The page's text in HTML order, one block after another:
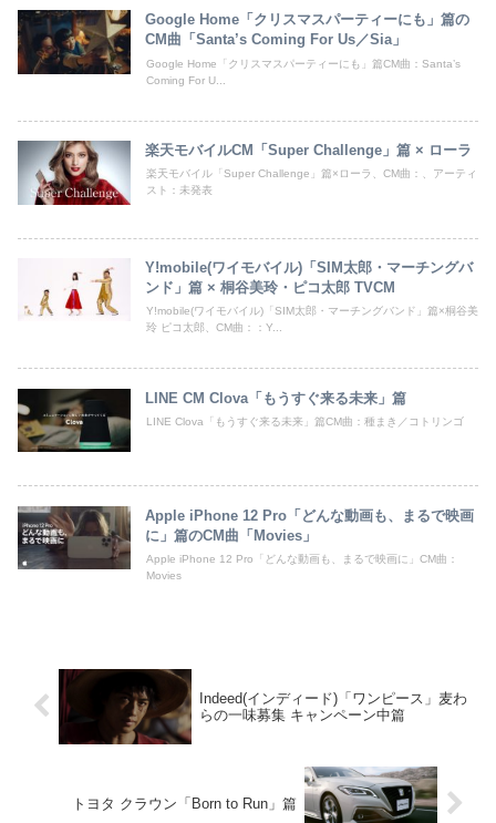
Google Home「クリスマスパーティーにも」篇の
CM曲「Santa’s Coming For Us／Sia」
Google Home「クリスマスパーティーにも」篇CM曲：Santa’s
Coming For U...
楽天モバイルCM「Super Challenge」篇 × ローラ
楽天モバイル「Super Challenge」篇×ローラ、CM曲：、アーティ
スト：未発表
Y!mobile(ワイモバイル)「SIM太郎・マーチングバ
ンド」篇 × 桐谷美玲・ピコ太郎 TVCM
Y!mobile(ワイモバイル)「SIM太郎・マーチングバンド」篇×桐谷美
玲 ピコ太郎、CM曲：：Y...
LINE CM Clova「もうすぐ来る未来」篇
LINE Clova「もうすぐ来る未来」篇CM曲：種まき／コトリンゴ
Apple iPhone 12 Pro「どんな動画も、まるで映画
に」篇のCM曲「Movies」
Apple iPhone 12 Pro「どんな動画も、まるで映画に」CM曲：
Movies
Indeed(インディード)「ワンピース」麦わ
らの一味募集 キャンペーン中篇
トヨタ クラウン「Born to Run」篇